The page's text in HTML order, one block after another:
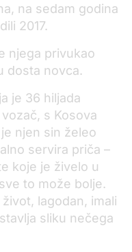
na sedam godina
2017.
njega privukao
dosta novca.
je 36 hiljada
s Kosova
njen sin želeo
servira priča –
koje je živelo u
to može bolje.
lagodan, imali
sliku nečega